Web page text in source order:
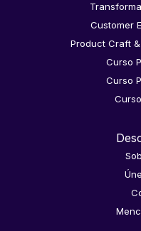
Customer
Product Craft
Curso
Curso